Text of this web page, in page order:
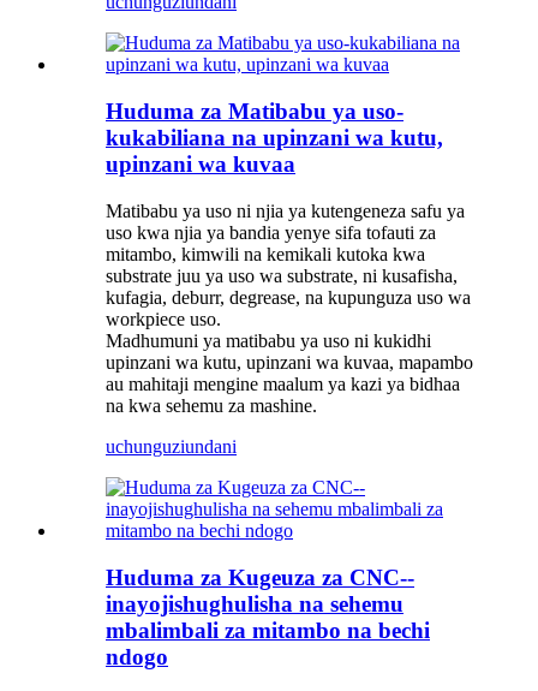
Huduma za Matibabu ya uso-
kukabiliana na upinzani wa kutu,
upinzani wa kuvaa
Matibabu ya uso ni njia ya kutengeneza safu ya
uso kwa njia ya bandia yenye sifa tofauti za
mitambo, kimwili na kemikali kutoka kwa
substrate juu ya uso wa substrate, ni kusafisha,
kufagia, deburr, degrease, na kupunguza uso wa
workpiece uso.
Madhumuni ya matibabu ya uso ni kukidhi
upinzani wa kutu, upinzani wa kuvaa, mapambo
au mahitaji mengine maalum ya kazi ya bidhaa
na kwa sehemu za mashine.
uchunguziundani
Huduma za Kugeuza za CNC--
inayojishughulisha na sehemu
mbalimbali za mitambo na bechi
ndogo